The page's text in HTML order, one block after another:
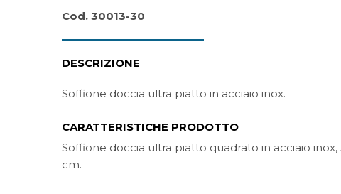
Cod. 30013-30
DESCRIZIONE
Soffione doccia ultra piatto in acciaio inox.
CARATTERISTICHE PRODOTTO
Soffione doccia ultra piatto quadrato in acciaio inox,
cm.